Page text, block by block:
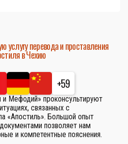
услугу перевода и проставления
в Чехию
+59
Мефодий» проконсультируют
связанных с
«Апостиль». Большой опыт
позволяет нам
и компетентные пояснения.